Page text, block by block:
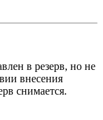
в резерв, но не
внесения
снимается.